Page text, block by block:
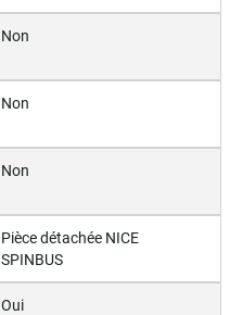
Non
Non
Non
Pièce détachée NICE
SPINBUS
Oui